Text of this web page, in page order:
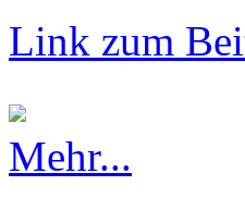
Link zum
Mehr...